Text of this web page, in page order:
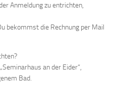
Anmeldung zu entrichten,
bekommst die Rechnung per Mail
an der Eider“,
Bad.